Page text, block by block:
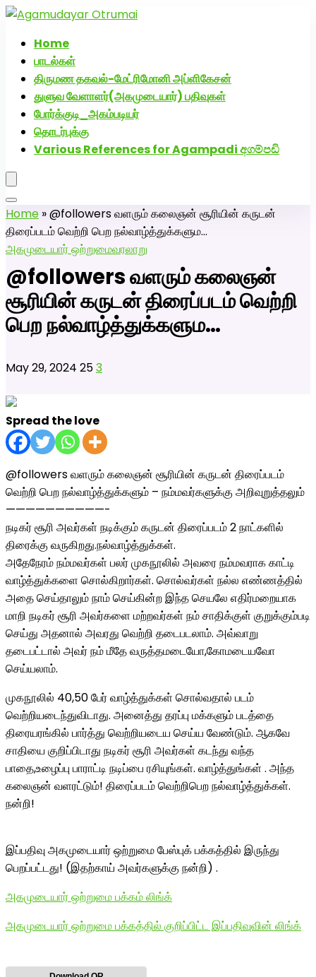
Home
பாடல்கள்
திருமண தகவல்-மேட்ரிமோனி அப்ளிகேசன்
துளுவ வேளாளர்(அகமுடையார்) பதிவுகள்
போர்க்குடி_அகம்படியர்
தொடர்புக்கு
Various References for Agampadi අගම්පඩි
Home »@followers வளரும் கலைஞன் சூரியின் கருடன்
திரைப்படம் வெற்றி பெற நல்வாழ்த்துக்களும…
அகமுடையார் ஒற்றுமைவரலாறு
@followers வளரும் கலைஞன்
சூரியின் கருடன் திரைப்படம் வெற்றி
பெற நல்வாழ்த்துக்களும…
May 29, 2024 253
Spread the love
@followers வளரும் கலைஞன் சூரியின் கருடன் திரைப்படம்
வெற்றி பெற நல்வாழ்த்துக்களும் – நம்மவர்களுக்கு அறிவுறுத்தலும்
——————————-
நடிகர் சூரி அவர்கள் நடிக்கும் கருடன் திரைப்படம் 2 நாட்களில்
திரைக்கு வருகிறது.நல்வாழ்த்துக்கள்.
அதேநேரம் நம்மவர்கள் பலர் முகநூலில் அவரை நம்மவராக காட்டி
வாழ்த்துக்களை சொல்கிறார்கள். சொல்வர்கள் நல்ல எண்ணத்தில்
அதை செய்தாலும் நாம் செய்கின்ற இந்த செயலே எதிர்மறையாக
மாறி நடிகர் சூரி அவர்களை மற்றவர்கள் நம் சாதிக்குள் குறுக்கும்படி
செய்து அதனால் அவரது வெற்றி தடைபடலாம். அவ்வாறு
தடைபட்டால் அவர் நம் மீதே வருத்தமடையோ,கோமடையவோ
செய்யலாம்.
முகநூலில் 40,50 பேர் வாழ்த்துக்கள் சொல்வதால் படம்
வெற்றியடைந்துவிடாது. அனைத்து தரப்பு மக்களும் படத்தை
திரையரங்கில் பார்த்து வெற்றியடைய செய்ய வேண்டும். ஆகவே
சாதியை குறிப்பிடாது நடிகர் சூரி அவர்கள் கடந்து வந்த
பாதை,உழைப்பு பாராட்டி நடிப்பை ரசியுங்கள். வாழ்த்துங்கள் . அந்த
கலைஞன் வளரட்டும்! திரைப்படம் வெற்றிபெற நல்வாழ்த்துக்கள்.
நன்றி!
இப்பதிவு அகமுடையார் ஒற்றுமை பேஸ்புக் பக்கத்தில் இருந்து
பெறப்பட்டது! (இதற்காய் அவர்களுக்கு நன்றி) .
அகமுடையார் ஒற்றுமை பக்கம் லிங்க்
அகமுடையார் ஒற்றுமை பக்கத்தில் குறிப்பிட்ட இப்பதிவுவின் லிங்க்
அகமுடையார் திருமண வரன்களுக்கு அகமுடையார்மேட்ரி-